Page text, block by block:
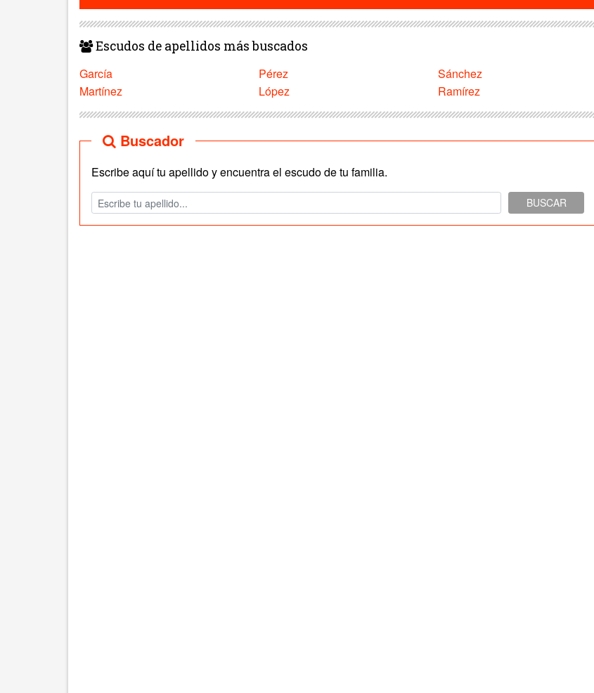
Escudos de apellidos más buscados
García
Pérez
Sánchez
Martínez
López Ramírez
Buscador
Escribe aquí tu apellido y encuentra el escudo de tu familia.
BUSCAR